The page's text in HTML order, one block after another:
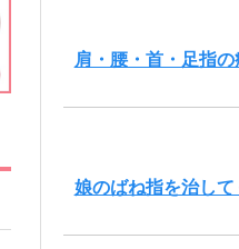
肩・腰・首・足指
娘のばね指を治し